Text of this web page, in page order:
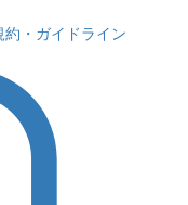
・ガイドライン